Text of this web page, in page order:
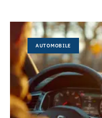
AUTOMOBILE